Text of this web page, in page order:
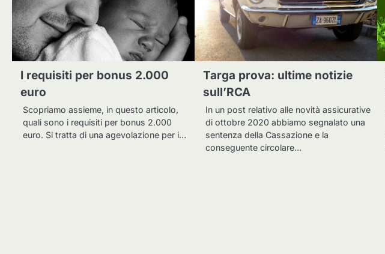
I requisiti per bonus 2.000
euro
Scopriamo assieme, in questo articolo,
quali sono i requisiti per bonus 2.000
euro. Si tratta di una agevolazione per i…
Targa prova: ultime notizie
sull’RCA
In un post relativo alle novità assicurative
di ottobre 2020 abbiamo segnalato una
sentenza della Cassazione e la
conseguente circolare…